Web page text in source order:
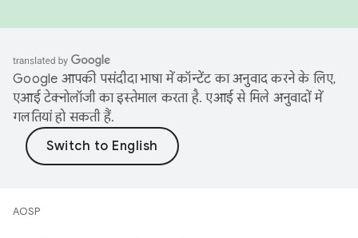
Google आपकी पसंदीदा भाषा में कॉन्टेंट का अनुवाद करने के लिए,
एआई टेक्नोलॉजी का इस्तेमाल करता है. एआई से मिले अनुवादों में
गलतियां हो सकती हैं.
AOSP